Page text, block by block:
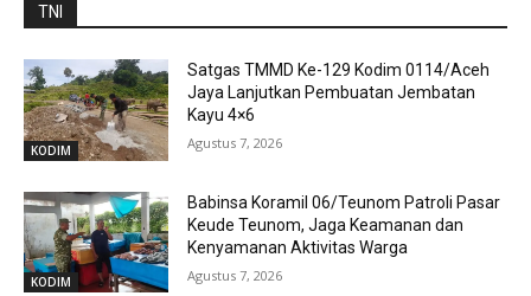
TNI
KODIM
Satgas TMMD Ke-129 Kodim 0114/Aceh
Jaya Lanjutkan Pembuatan Jembatan
Kayu 4×6
Agustus 7, 2026
KODIM
Babinsa Koramil 06/Teunom Patroli Pasar
Keude Teunom, Jaga Keamanan dan
Kenyamanan Aktivitas Warga
Agustus 7, 2026